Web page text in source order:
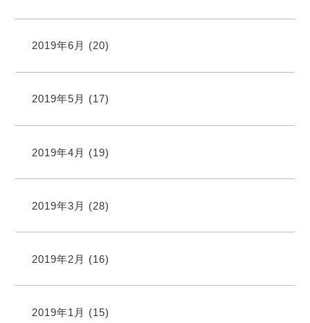
2019年6月 (20)
2019年5月 (17)
2019年4月 (19)
2019年3月 (28)
2019年2月 (16)
2019年1月 (15)